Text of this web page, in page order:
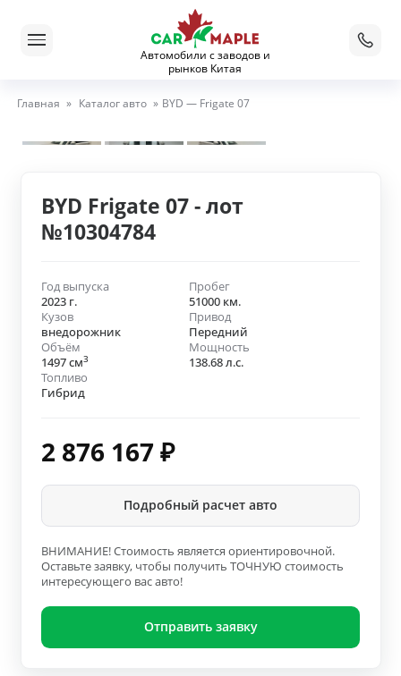
Автомобили с заводов и
рынков Китая
Главная » Каталог авто » BYD — Frigate 07
BYD Frigate 07 - лот
№10304784
Год выпуска
2023 г.
Пробег
51000 км.
Кузов
внедорожник
Привод
Передний
Объём
1497 см3
Мощность
138.68 л.с.
Топливо
Гибрид
2 876 167 ₽
Подробный расчет авто
ВНИМАНИЕ! Стоимость является ориентировочной.
Оставьте заявку, чтобы получить ТОЧНУЮ стоимость
интересующего вас авто!
Отправить заявку